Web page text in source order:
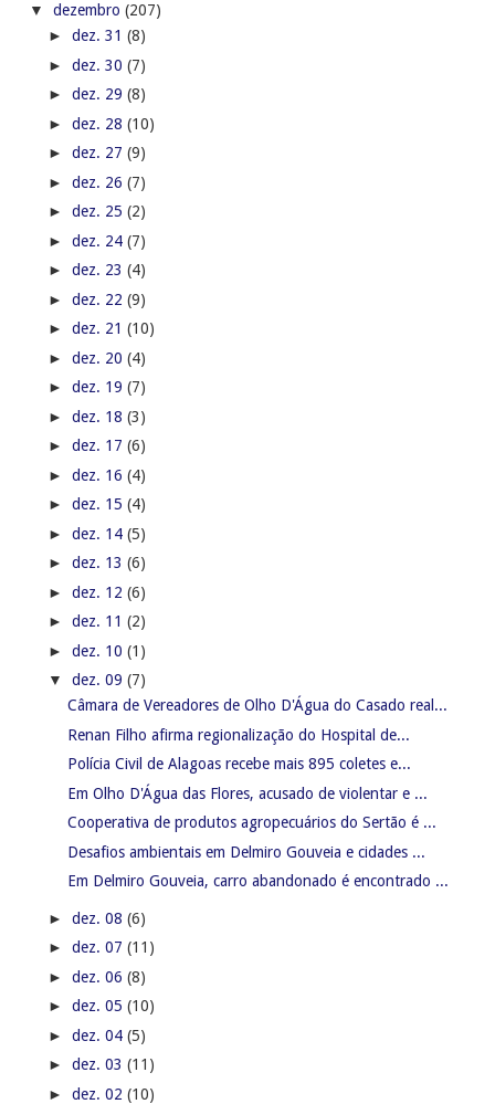
▼ dezembro (207)
► dez. 31 (8)
► dez. 30 (7)
► dez. 29 (8)
► dez. 28 (10)
► dez. 27 (9)
► dez. 26 (7)
► dez. 25 (2)
► dez. 24 (7)
► dez. 23 (4)
► dez. 22 (9)
► dez. 21 (10)
► dez. 20 (4)
► dez. 19 (7)
► dez. 18 (3)
► dez. 17 (6)
► dez. 16 (4)
► dez. 15 (4)
► dez. 14 (5)
► dez. 13 (6)
► dez. 12 (6)
► dez. 11 (2)
► dez. 10 (1)
▼ dez. 09 (7)
Câmara de Vereadores de Olho D'Água do Casado real...
Renan Filho afirma regionalização do Hospital de...
Polícia Civil de Alagoas recebe mais 895 coletes e...
Em Olho D'Água das Flores, acusado de violentar e ...
Cooperativa de produtos agropecuários do Sertão é ...
Desafios ambientais em Delmiro Gouveia e cidades ...
Em Delmiro Gouveia, carro abandonado é encontrado ...
► dez. 08 (6)
► dez. 07 (11)
► dez. 06 (8)
► dez. 05 (10)
► dez. 04 (5)
► dez. 03 (11)
► dez. 02 (10)